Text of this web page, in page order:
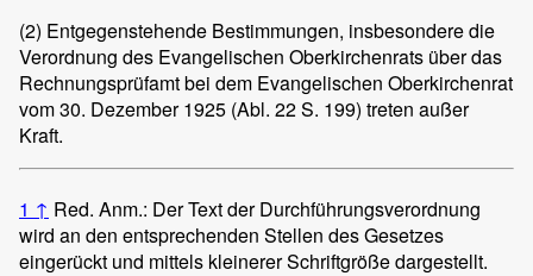
(2) Entgegenstehende Bestimmungen, insbesondere die
Verordnung des Evangelischen Oberkirchenrats über das
Rechnungsprüfamt bei dem Evangelischen Oberkirchenrat
vom 30. Dezember 1925 (Abl. 22 S. 199) treten außer
Kraft.
1 ↑ Red. Anm.: Der Text der Durchführungsverordnung
wird an den entsprechenden Stellen des Gesetzes
eingerückt und mittels kleinerer Schriftgröße dargestellt.